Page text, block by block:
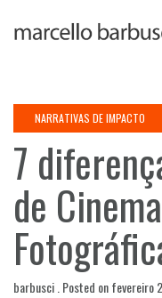
NARRATIVAS DE IMPACTO
7
de
barbusci .Posted onfevereiro